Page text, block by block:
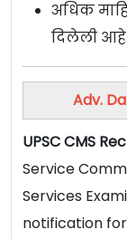
अधिक
दिलेली आहे.
Adv.
UPSC CMS
Service
Services
notification